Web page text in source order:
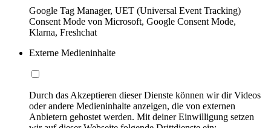
Google Tag Manager, UET (Universal Event Tracking)
Consent Mode von Microsoft, Google Consent Mode,
Klarna, Freshchat
Externe Medieninhalte
Durch das Akzeptieren dieser Dienste können wir dir Videos
oder andere Medieninhalte anzeigen, die von externen
Anbietern gehostet werden. Mit deiner Einwilligung setzen